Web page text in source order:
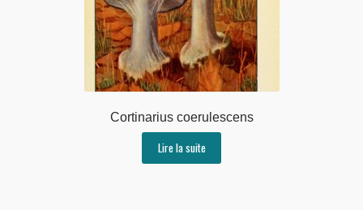
Cortinarius coerulescens
Lire la suite